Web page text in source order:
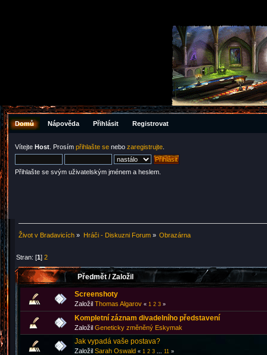
Domů Nápověda Přihlásit Registrovat
Vítejte Host . Prosím přihlašte se nebo zaregistrujte
Přihlašte se svým uživatelským jménem a heslem.
Život v Bradavicích » Hráči - Diskuzni Forum» Obrazárna
Stran: [1]2
Předmět /Založil
Screenshoty
Založil Thomas Algarov « 1 2 3 »
Kompletní záznam divadelního představení
Založil Geneticky změněný Eskymak
Jak vypadá vaše postava?
Založil Sarah Oswald « 1 2 3 11 »